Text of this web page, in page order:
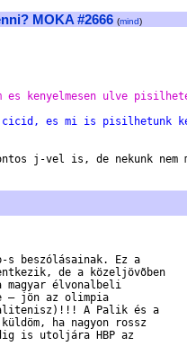
MOKA #2666 (mind)
kenyelmesen ulve
es mi is pisilhetunk
j-vel is, de nekunk nem
s beszólásainak. Ez a
de a közeljövõben
magyar élvonalbeli
– jön az olimpia
A Palik és a
ha nagyon rossz
is utoljára HBP az